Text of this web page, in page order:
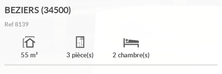
BEZIERS (34500)
Ref8139
55 m² 3 pièce(s) 2 chambre(s)